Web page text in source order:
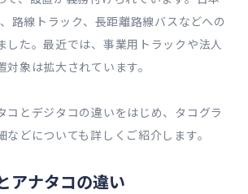
路線トラック、長距離路線バスなどへの
した。最近では、事業用トラックや法人
象は拡大されています。
コとデジタコの違いをはじめ、タコグラ
などについても詳しくご紹介します。
アナタコの違い